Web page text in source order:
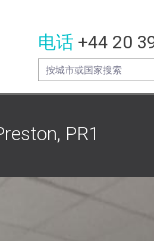
电话 +44 20
PR1